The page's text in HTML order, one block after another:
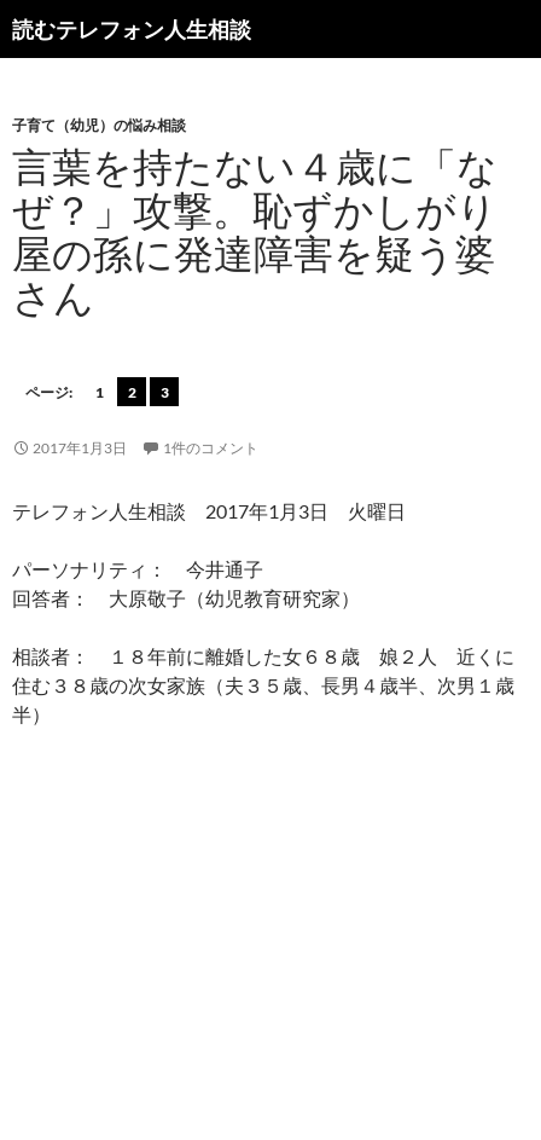
読むテレフォン人生相談
子育て（幼児）の悩み相談
言葉を持たない４歳に「な
ぜ？」攻撃。恥ずかしがり
屋の孫に発達障害を疑う婆
さん
ページ: 1 2 3
2017年1月3日 1件のコメント
テレフォン人生相談 2017年1月3日 火曜日
パーソナリティ： 今井通子
回答者： 大原敬子（幼児教育研究家）
相談者： １８年前に離婚した女６８歳 娘２人 近くに
住む３８歳の次女家族（夫３５歳、長男４歳半、次男１歳
半）